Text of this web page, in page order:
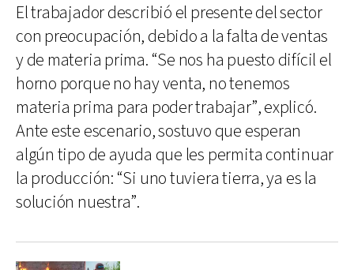
El trabajador describió el presente del sector
con preocupación, debido a la falta de ventas
y de materia prima. “Se nos ha puesto difícil el
horno porque no hay venta, no tenemos
materia prima para poder trabajar”, explicó.
Ante este escenario, sostuvo que esperan
algún tipo de ayuda que les permita continuar
la producción: “Si uno tuviera tierra, ya es la
solución nuestra”.